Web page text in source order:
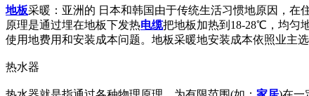
地板采暖：亚洲的 日本和韩国由于传统生活习惯地原因，在
原理是通过埋在地板下发热电缆把地板加热到18-28℃，均匀
使用地费用和安装成本问题。地板采暖地安装成本依照业主
热水器